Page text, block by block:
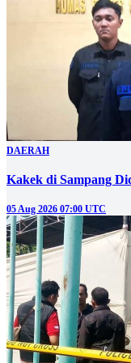
DAERAH
Kakek di Sampang
05 Aug 2026 07:00 UTC